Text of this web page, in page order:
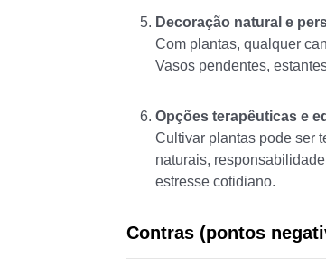
Decoração natural e
Com plantas, qualquer
Vasos pendentes,
Opções terapêuticas e
Cultivar plantas pode ser
naturais,
estresse cotidiano.
Contras (pontos